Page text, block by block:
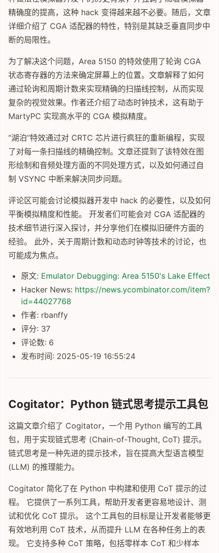
精确度的提高，这种 hack 变得越来越不必要。随后，文章
详细介绍了 CGA 适配器的特性，特别是其缺乏垂直同步中
断的局限性。
为了解决这个问题，Area 5150 的特效使用了轮询 CGA
状态寄存器的方法来确定屏幕上的位置。文章解释了如何
通过轮询和周期计数来实现精确的扫描线控制，从而实现
复杂的视觉效果。作者还介绍了动态时钟技术，这有助于
MartyPC 实现高水平的 CGA 模拟精度。
“湖泊”特效通过对 CRTC 芯片进行疯狂的重新编程，实现
了对每一条扫描线的精确控制。文章还提到了该特效在图
形绘制和音频处理方面的不同处理方式，以及如何通过自
制 VSYNC 中断来解决同步问题。
评论区可能会讨论模拟器开发中 hack 的必要性，以及如何
平衡模拟精度和性能。 开发者们可能会对 CGA 适配器的
技术细节进行深入探讨，并分享他们在模拟旧硬件方面的
经验。 此外，关于周期计数和动态时钟等技术的讨论，也
可能成为焦点。
原文: Emulator Debugging: Area 5150's Lake Effect
Hacker News: https://news.ycombinator.com/item?
id=44027768
作者: rbanffy
评分: 37
评论数: 6
发布时间: 2025-05-19 16:55:24
Cogitator：Python 链式思考提示工具包
这篇文章介绍了 Cogitator，一个用 Python 编写的工具
包，用于实现链式思考 (Chain-of-Thought, CoT) 提示。
链式思考是一种先进的提示技术，旨在提高大型语言模型
(LLM) 的推理能力。
Cogitator 简化了在 Python 中构建和使用 CoT 提示的过
程。 它提供了一系列工具，帮助开发者更容易地设计、测
试和优化 CoT 提示。 这个工具包的目标是让开发者能够更
有效地利用 CoT 技术，从而提升 LLM 在各种任务上的表
现。 它支持多种 CoT 策略，包括零样本 CoT 和少样本